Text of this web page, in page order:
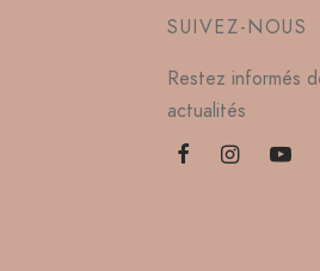
SUIVEZ-NOUS
Restez informés
actualités